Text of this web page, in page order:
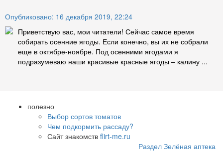
Опубликовано: 16 декабря 2019, 22:24
Приветствую вас, мои читатели! Сейчас самое время
собирать осенние ягоды. Если конечно, вы их не собрали
еще в октябре-ноябре. Под осенними ягодами я
подразумеваю наши красивые красные ягоды – калину ...
полезно
Выбор сортов томатов
Чем подкормить рассаду?
Сайт знакомств flirt-me.ru
Раздел Зелёная аптека